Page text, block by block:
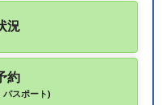
況
約
パスポート)